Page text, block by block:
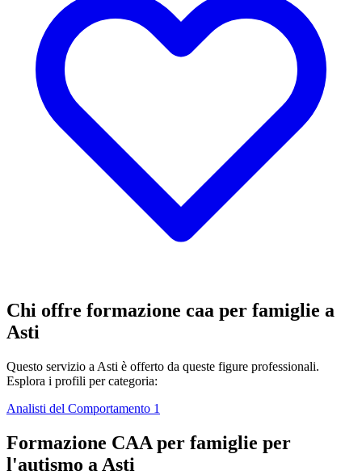
Chi offre formazione caa per famiglie a
Asti
Questo servizio a Asti è offerto da queste figure professionali.
Esplora i profili per categoria:
Analisti del Comportamento 1
Formazione CAA per famiglie per
l'autismo a Asti